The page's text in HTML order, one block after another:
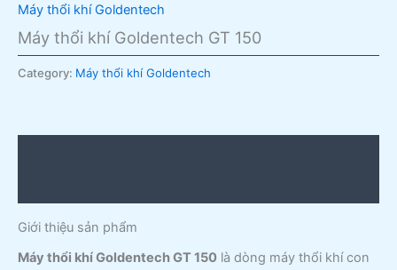
Máy thổi khí Goldentech
Máy thổi khí Goldentech GT 150
Category: Máy thổi khí Goldentech
Giới thiệu sản phẩm
Máy thổi khí Goldentech GT 150 là dòng máy thổi khí con